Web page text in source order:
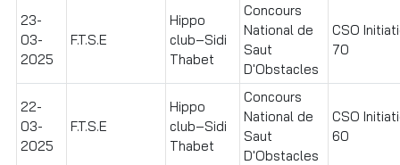
23-
03-
2025
F.T.S.E
Hippo
club–Sidi
Thabet
Concours
National de
Saut
D'Obstacles
CSO
70
22-
03-
2025
F.T.S.E
Hippo
club–Sidi
Thabet
Concours
National de
Saut
D'Obstacles
CSO
60